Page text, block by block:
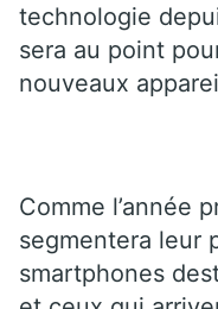
technologie
sera au point
nouveaux
Comme l’année
segmentera leur
smartphones